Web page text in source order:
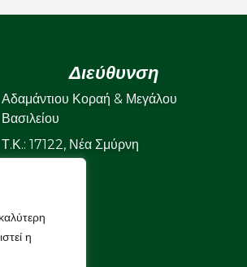
η
Διεύθυνση
Αδαμάντιου Κοραή & Μεγάλου
Βασιλείου
Τ.Κ.: 17122, Νέα Σμύρνη